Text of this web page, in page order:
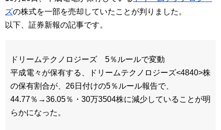
ズの株式を一部を売却していたことが判りました。
以下、証券新報の記事です。
ドリームテクノロジーズ 5％ルールで変動
平成電々が保有する、ドリームテクノロジーズ<4840>株
の保有割合が、26日付けの5％ルール報告で、
44.77％→36.05％・30万3504株に減少していることが明
らかになった。